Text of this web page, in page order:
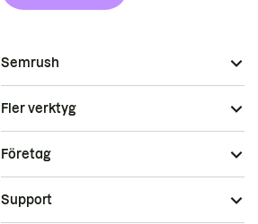
Semrush
Fler verktyg
Företag
Support